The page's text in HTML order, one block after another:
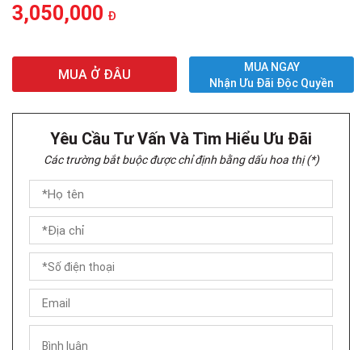
3,050,000 Đ
MUA Ở ĐÂU
MUA NGAY
Nhận Ưu Đãi Độc Quyền
Yêu Cầu Tư Vấn Và Tìm Hiểu Ưu Đãi
Các trường bắt buộc được chỉ định bằng dấu hoa thị (*)